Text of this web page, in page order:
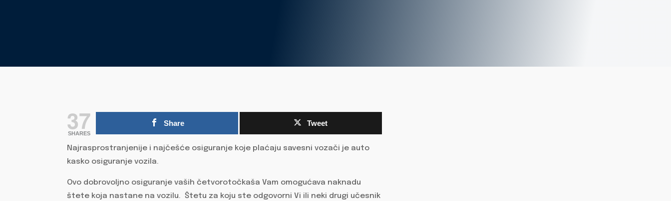
37
SHARES
Share Tweet
Najrasprostranjenije i najčešće osiguranje koje plaćaju savesni vozači je auto
kasko osiguranje vozila.
Ovo dobrovoljno osiguranje vaših četvorotočkaša Vam omogućava naknadu
štete koja nastane na vozilu. Štetu za koju ste odgovorni Vi ili neki drugi učesnik